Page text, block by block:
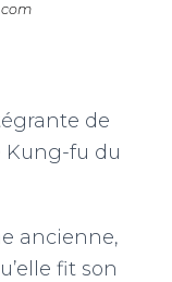
de
Kung-fu du
ancienne,
fit son